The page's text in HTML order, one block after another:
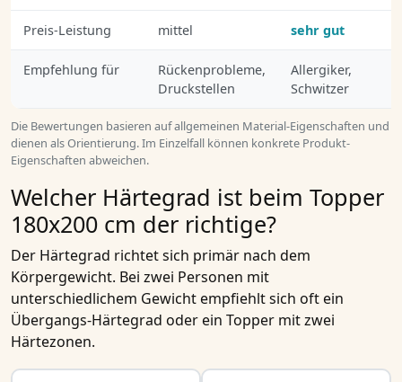
Preis-Leistung mittel sehr gut
Empfehlung für
Rückenprobleme,
Druckstellen
Allergiker,
Schwitzer
Die Bewertungen basieren auf allgemeinen Material-Eigenschaften und
dienen als Orientierung. Im Einzelfall können konkrete Produkt-
Eigenschaften abweichen.
Welcher Härtegrad ist beim Topper
180x200 cm der richtige?
Der Härtegrad richtet sich primär nach dem
Körpergewicht. Bei zwei Personen mit
unterschiedlichem Gewicht empfiehlt sich oft ein
Übergangs-Härtegrad oder ein Topper mit zwei
Härtezonen.